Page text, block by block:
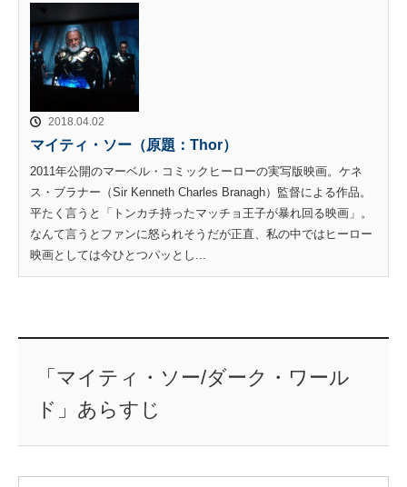
2018.04.02
マイティ・ソー（原題：Thor）
2011年公開のマーベル・コミックヒーローの実写版映画。ケネ
ス・ブラナー（Sir Kenneth Charles Branagh）監督による作品。
平たく言うと「トンカチ持ったマッチョ王子が暴れ回る映画」。
なんて言うとファンに怒られそうだが正直、私の中ではヒーロー
映画としては今ひとつパッとし...
「マイティ・ソー/ダーク・ワール
ド」あらすじ